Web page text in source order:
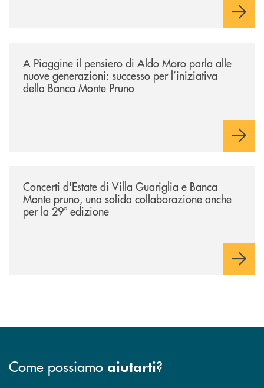
A Piaggine il pensiero di Aldo Moro parla alle
nuove generazioni: successo per l’iniziativa
della Banca Monte Pruno
Concerti d'Estate di Villa Guariglia e Banca
Monte pruno, una solida collaborazione anche
per la 29ª edizione
Come possiamo aiutarti?